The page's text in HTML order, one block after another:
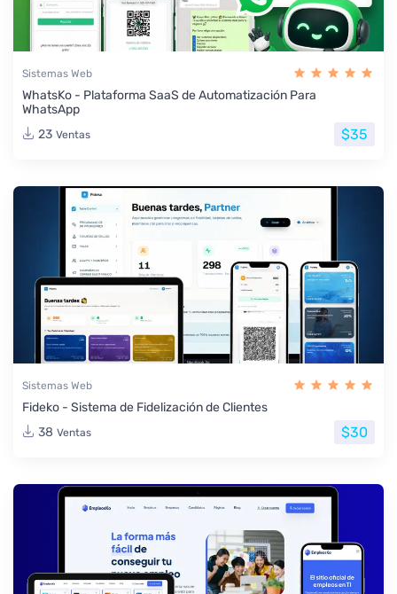
Sistemas Web
WhatsKo - Plataforma SaaS de Automatización Para
WhatsApp
23 Ventas $35
Sistemas Web
Fideko - Sistema de Fidelización de Clientes
38 Ventas $30